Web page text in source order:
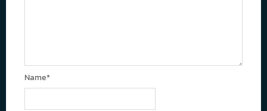
Name*